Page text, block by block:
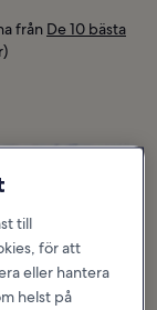
från De 10 bästa
till
för att
eller hantera
helst på